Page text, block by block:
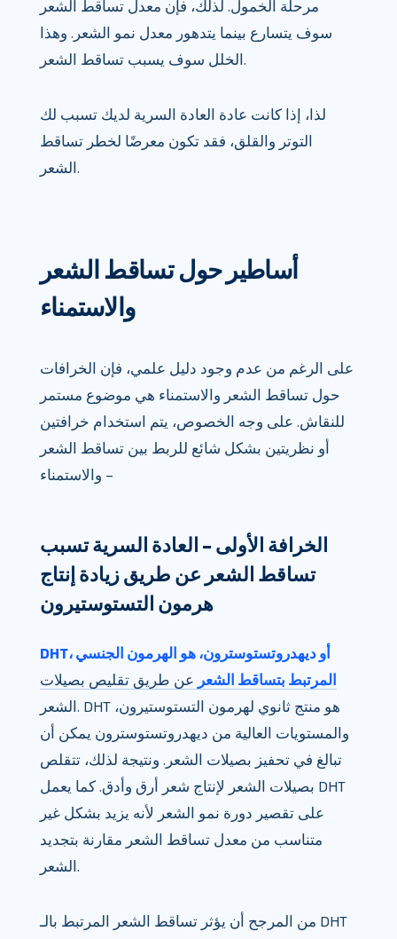
مرحلة الخمول. لذلك، فإن معدل تساقط الشعر
سوف يتسارع بينما يتدهور معدل نمو الشعر. وهذا
الخلل سوف يسبب تساقط الشعر.
لذا، إذا كانت عادة العادة السرية لديك تسبب لك
التوتر والقلق، فقد تكون معرضًا لخطر تساقط
الشعر.
أساطير حول تساقط الشعر
والاستمناء
على الرغم من عدم وجود دليل علمي، فإن الخرافات
حول تساقط الشعر والاستمناء هي موضوع مستمر
للنقاش. على وجه الخصوص، يتم استخدام خرافتين
أو نظريتين بشكل شائع للربط بين تساقط الشعر
والاستمناء –
الخرافة الأولى – العادة السرية تسبب
تساقط الشعر عن طريق زيادة إنتاج
هرمون التستوستيرون
DHT، أو ديهدروتستوسترون، هو الهرمون الجنسي
المرتبط بتساقط الشعر عن طريق تقليص بصيلات
الشعر. DHT هو منتج ثانوي لهرمون التستوستيرون،
والمستويات العالية من ديهدروتستوسترون يمكن أن
تبالغ في تحفيز بصيلات الشعر. ونتيجة لذلك، تتقلص
بصيلات الشعر لإنتاج شعر أرق وأدق. كما يعمل DHT
على تقصير دورة نمو الشعر لأنه يزيد بشكل غير
متناسب من معدل تساقط الشعر مقارنة بتجديد
الشعر.
من المرجح أن يؤثر تساقط الشعر المرتبط بالـ DHT